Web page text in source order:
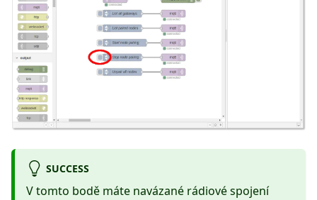
SUCCESS
V tomto bodě máte navázané rádiové spojení